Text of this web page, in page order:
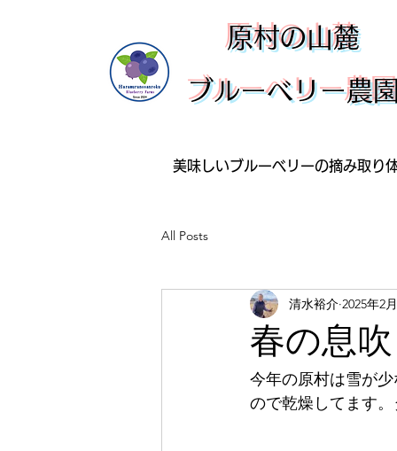
​原村の山麓
ブルーベリー農
美味しいブルーベリーの摘み取り
All Posts
春の息吹
清水裕介 2025年2
今年の原村は雪が
ので乾燥してます